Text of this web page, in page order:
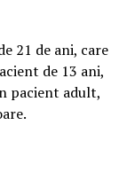
21 de ani, care
de 13 ani,
pacient adult,